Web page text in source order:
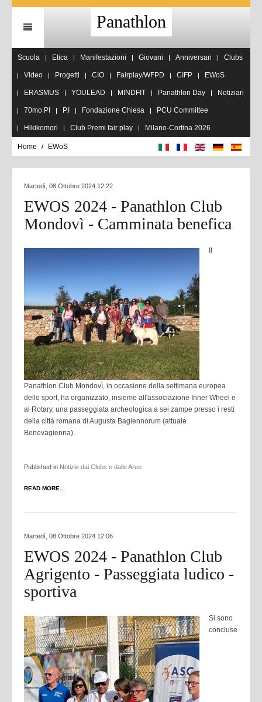
Panathlon
Scuola Etica Manifestazioni Giovani Anniversari Clubs
Video Progetti CIO Fairplay/WFPD CIFP EWoS
ERASMUS YOULEAD MINDFIT Panathlon Day Notiziari
70mo PI P.I Fondazione Chiesa PCU Committee
Hikikomori Club Premi fair play Milano-Cortina 2026
Home EWoS
Martedì, 08 Ottobre 2024 12:22
EWOS 2024 - Panathlon Club
Mondovì - Camminata benefica
Panathlon Club Mondovì, in occasione della settimana europea
dello sport, ha organizzato, insieme all'associazione Inner Wheel e
al Rotary, una passeggiata archeologica a sei zampe presso i resti
della città romana di Augusta Bagiennorum (attuale
Benevagienna).
Published in Notizie dai Clubs e dalle Aree
READ MORE...
Martedì, 08 Ottobre 2024 12:06
EWOS 2024 - Panathlon Club
Agrigento - Passeggiata ludico -
sportiva
Si sono
concluse